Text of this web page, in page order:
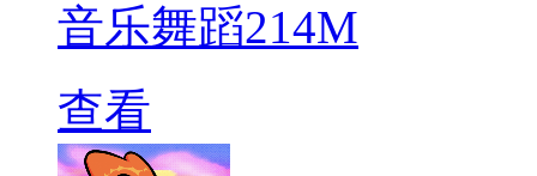
音乐舞蹈214M
查看